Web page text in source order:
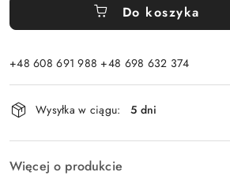
Do koszyka
+48 608 691 988 +48 698 632 374
Dostępność
i
dostawa
Wysyłka w ciągu: 5 dni
Więcej o produkcie